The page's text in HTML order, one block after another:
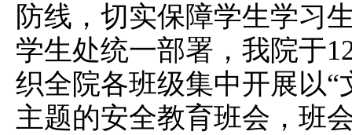
防线，切实保障学生学习
学生处统一部署，我院于
织全院各班级集中开展以
主题的安全教育班会，班